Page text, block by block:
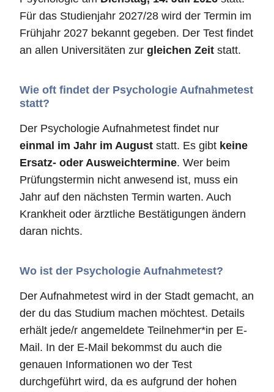
Für das Studienjahr 2027/28 wird der Termin im
Frühjahr 2027 bekannt gegeben. Der Test findet
an allen Universitäten zur gleichen Zeit statt.
Wie oft findet der Psychologie Aufnahmetest
statt?
Der Psychologie Aufnahmetest findet nur
einmal im Jahr im August statt. Es gibt keine
Ersatz- oder Ausweichtermine. Wer beim
Prüfungstermin nicht anwesend ist, muss ein
Jahr auf den nächsten Termin warten. Auch
Krankheit oder ärztliche Bestätigungen ändern
daran nichts.
Wo ist der Psychologie Aufnahmetest?
Der Aufnahmetest wird in der Stadt gemacht, an
der du das Studium machen möchtest. Details
erhält jede/r angemeldete Teilnehmer*in per E-
Mail. In der E-Mail bekommst du auch die
genauen Informationen wo der Test
durchgeführt wird, da es aufgrund der hohen